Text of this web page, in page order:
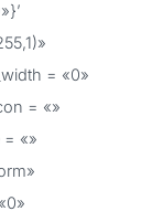
= «0»
= «»
«»